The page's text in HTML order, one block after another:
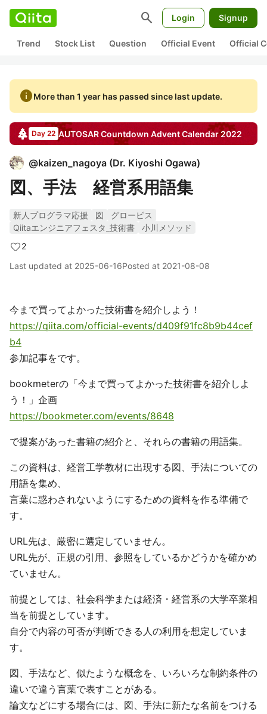
search Login Signup
Trend Stock List Question Official Event Official
infoMore than 1 year has passed since last update.
Day 22 AUTOSAR Countdown Advent Calendar 2022
@kaizen_nagoya (Dr. Kiyoshi Ogawa)
図、手法 経営系用語集
新人プログラマ応援 図
グロービス
Qiitaエンジニアフェスタ_技術書
小川メソッド
2
Last updated at 2025-06-16Posted at 2021-08-08
今まで買ってよかった技術書を紹介しよう！
https://qiita.com/official-events/d409f91fc8b9b44cef
b4
参加記事をです。
bookmeterの「今まで買ってよかった技術書を紹介しよ
う！」企画
https://bookmeter.com/events/8648
で提案があった書籍の紹介と、それらの書籍の用語集。
この資料は、経営工学教材に出現する図、手法についての
用語を集め、
言葉に惑わされないようにするための資料を作る準備で
す。
URL先は、厳密に選定していません。
URL先が、正規の引用、参照をしているかどうかを確かめ
ていません。
前提としては、社会科学または経済・経営系の大学卒業相
当を前提としています。
自分で内容の可否が判断できる人の利用を想定していま
す。
図、手法など、似たような概念を、いろいろな制約条件の
違いで違う言葉で表すことがある。
論文などにする場合には、図、手法に新たな名前をつける